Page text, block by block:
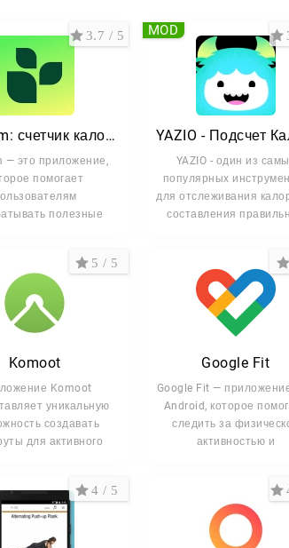
программы для похудения —
процесс комфортным и
и сохранять мотивацию даже в
для успешного снижения
диеты: приложения подбирают
и предпочтения.
активности: следите за тренировками,
советы: сохраняйте настрой с
регулярные уведомления не дадут
путь к стройности
приложение делает путь к
Независимо от того, начинаете ли вы с
всё необходимое для успеха.
Lifesum: счетчик калорий
— это приложение,
помогает
полезные
3.7 / 5
YAZIO - один из
популярных
для отслеживания
составления
MOD
Komoot
Komoot
уникальную
создавать
для активного
5 / 5
Google Fit
Google Fit —
Android, которое
следить за
активностью и
4 / 5